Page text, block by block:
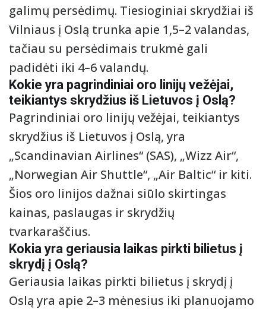
galimų persėdimų. Tiesioginiai skrydžiai iš
Vilniaus į Oslą trunka apie 1,5–2 valandas,
tačiau su persėdimais trukmė gali
padidėti iki 4–6 valandų.
Kokie yra pagrindiniai oro linijų vežėjai,
teikiantys skrydžius iš Lietuvos į Oslą?
Pagrindiniai oro linijų vežėjai, teikiantys
skrydžius iš Lietuvos į Oslą, yra
„Scandinavian Airlines“ (SAS), „Wizz Air“,
„Norwegian Air Shuttle“, „Air Baltic“ ir kiti.
Šios oro linijos dažnai siūlo skirtingas
kainas, paslaugas ir skrydžių
tvarkaraščius.
Kokia yra geriausia laikas pirkti bilietus į
skrydį į Oslą?
Geriausia laikas pirkti bilietus į skrydį į
Oslą yra apie 2–3 mėnesius iki planuojamo